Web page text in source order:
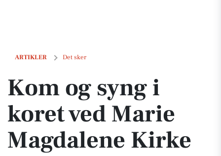
ARTIKLER Det sker
Kom og syng i koret ved Marie Magdalene Kirke
Kom og syng i
koret ved Marie
Magdalene Kirke